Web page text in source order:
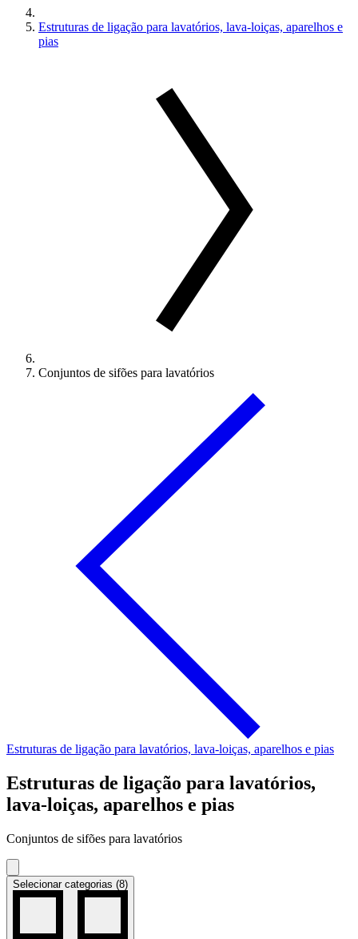
Estruturas de ligação para lavatórios, lava-loiças, aparelhos e
pias
Conjuntos de sifões para lavatórios
Estruturas de ligação para lavatórios, lava-loiças, aparelhos e pias
Estruturas de ligação para lavatórios,
lava-loiças, aparelhos e pias
Conjuntos de sifões para lavatórios
Selecionar categorias (8)